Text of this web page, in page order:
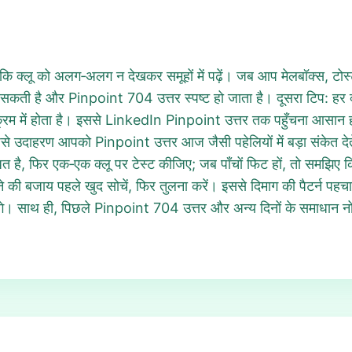
है कि क्लू को अलग‑अलग न देखकर समूहों में पढ़ें। जब आप मेलबॉक्स,
है और Pinpoint 704 उत्तर स्पष्ट हो जाता है। दूसरा टिप: हर
में होता है। इससे LinkedIn Pinpoint उत्तर तक पहुँचना आसान
उदाहरण आपको Pinpoint उत्तर आज जैसी पहेलियों में बड़ा संकेत
है, फिर एक‑एक क्लू पर टेस्ट कीजिए; जब पाँचों फिट हों, तो
बजाय पहले खुद सोचें, फिर तुलना करें। इससे दिमाग की पैटर्न
ही, पिछले Pinpoint 704 उत्तर और अन्य दिनों के समाधान